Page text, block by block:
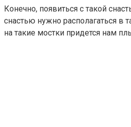
Конечно, появиться с такой
снастью нужно располагаться в
на такие мостки придется нам